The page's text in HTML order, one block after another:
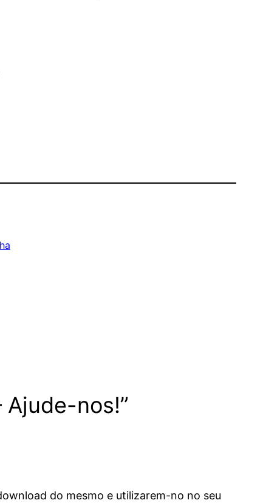
nos!”
do mesmo e utilizarem-no no seu